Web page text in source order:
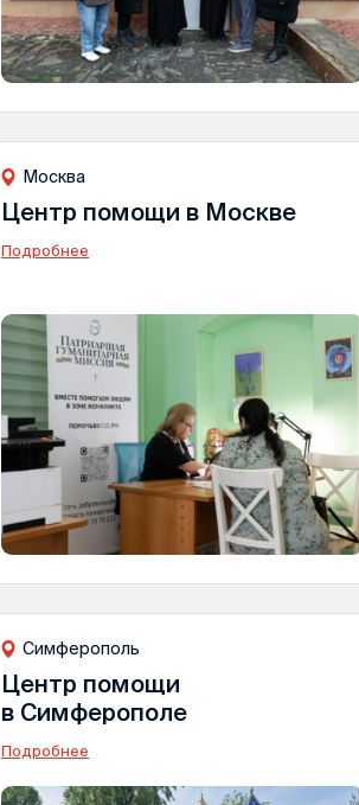
Москва
Центр помощи в Москве
Подробнее
Симферополь
Центр помощи
в Симферополе
Подробнее